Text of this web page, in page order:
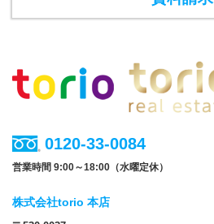
0120-33-0084
営業時間 9:00～18:00（水曜定休）
株式会社torio 本店